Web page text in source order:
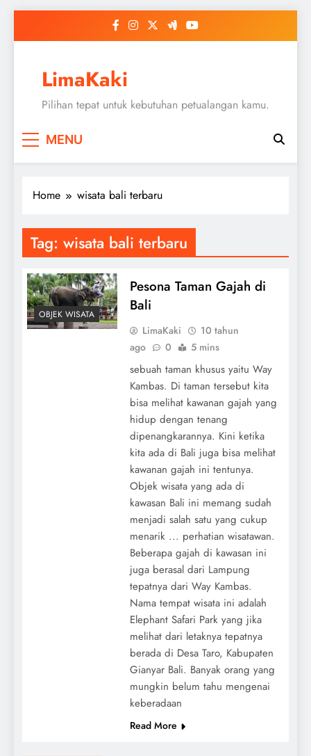
LimaKaki
Pilihan tepat untuk kebutuhan petualangan kamu.
MENU
Home wisata bali terbaru
Tag: wisata bali terbaru
OBJEK WISATA
Pesona Taman Gajah di
Bali
LimaKaki
10 tahun
ago
0 5 mins
sebuah taman khusus yaitu Way
Kambas. Di taman tersebut kita
bisa melihat kawanan gajah yang
hidup dengan tenang
dipenangkarannya. Kini ketika
kita ada di Bali juga bisa melihat
kawanan gajah ini tentunya.
Objek wisata yang ada di
kawasan Bali ini memang sudah
menjadi salah satu yang cukup
menarik ... perhatian wisatawan.
Beberapa gajah di kawasan ini
juga berasal dari Lampung
tepatnya dari Way Kambas.
Nama tempat wisata ini adalah
Elephant Safari Park yang jika
melihat dari letaknya tepatnya
berada di Desa Taro, Kabupaten
Gianyar Bali. Banyak orang yang
mungkin belum tahu mengenai
keberadaan
Read More